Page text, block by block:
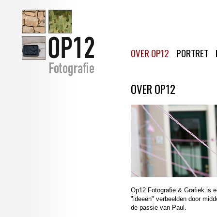
OVER OP12 PORTRET
OVER OP12
Op12 Fotografie & Grafiek is
"ideeën" verbeelden door
de passie van Paul.